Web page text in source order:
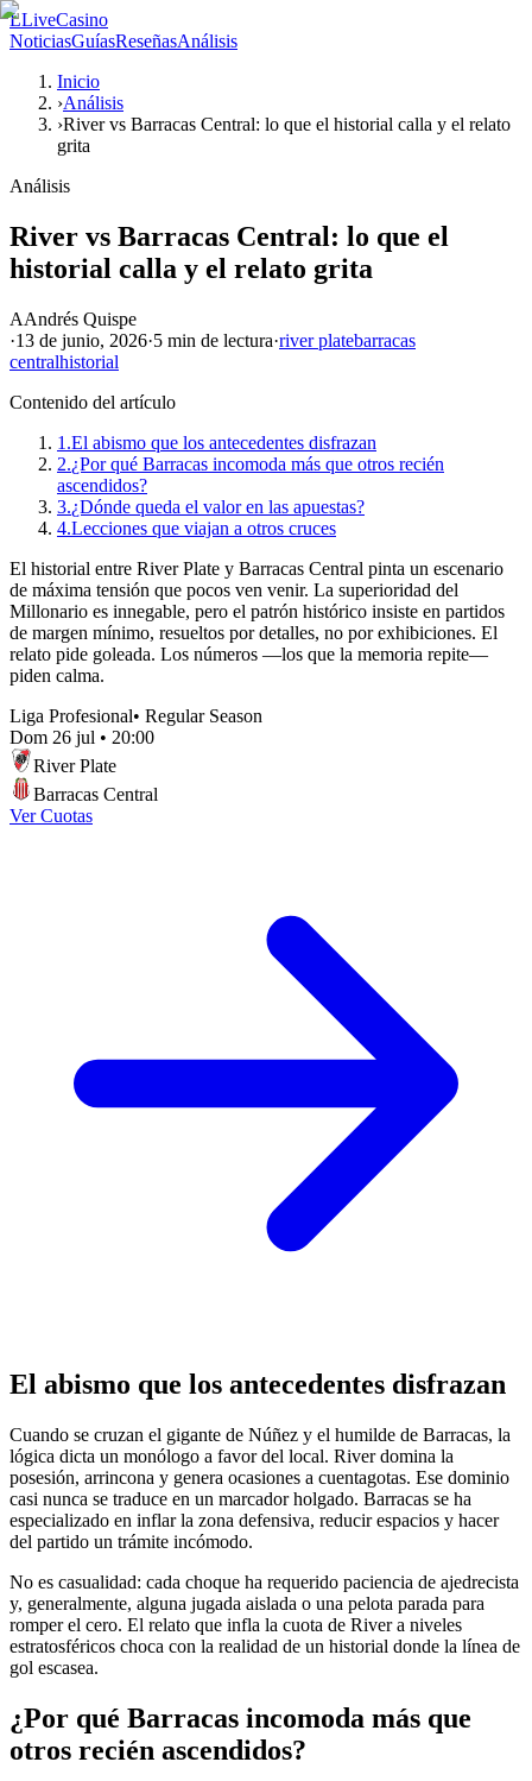
LLiveCasino
NoticiasGuíasReseñasAnálisis
Inicio
›Análisis
›River vs Barracas Central: lo que el historial calla y el relato
grita
Análisis
River vs Barracas Central: lo que el
historial calla y el relato grita
AAndrés Quispe
·13 de junio, 2026·5 min de lectura·river platebarracas
centralhistorial
Contenido del artículo
1.El abismo que los antecedentes disfrazan
2.¿Por qué Barracas incomoda más que otros recién
ascendidos?
3.¿Dónde queda el valor en las apuestas?
4.Lecciones que viajan a otros cruces
El historial entre River Plate y Barracas Central pinta un escenario
de máxima tensión que pocos ven venir. La superioridad del
Millonario es innegable, pero el patrón histórico insiste en partidos
de margen mínimo, resueltos por detalles, no por exhibiciones. El
relato pide goleada. Los números —los que la memoria repite—
piden calma.
Liga Profesional• Regular Season
Dom 26 jul • 20:00
River Plate
Barracas Central
Ver Cuotas
El abismo que los antecedentes disfrazan
Cuando se cruzan el gigante de Núñez y el humilde de Barracas, la
lógica dicta un monólogo a favor del local. River domina la
posesión, arrincona y genera ocasiones a cuentagotas. Ese dominio
casi nunca se traduce en un marcador holgado. Barracas se ha
especializado en inflar la zona defensiva, reducir espacios y hacer
del partido un trámite incómodo.
No es casualidad: cada choque ha requerido paciencia de ajedrecista
y, generalmente, alguna jugada aislada o una pelota parada para
romper el cero. El relato que infla la cuota de River a niveles
estratosféricos choca con la realidad de un historial donde la línea de
gol escasea.
¿Por qué Barracas incomoda más que
otros recién ascendidos?